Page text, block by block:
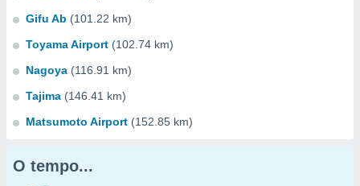
Gifu Ab (101.22 km)
Toyama Airport (102.74 km)
Nagoya (116.91 km)
Tajima (146.41 km)
Matsumoto Airport (152.85 km)
O tempo...